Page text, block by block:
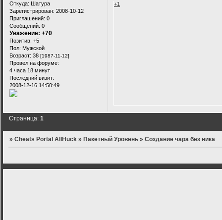
Откуда: Шатура
Зарегистрирован: 2008-10-12
Приглашений: 0
Сообщений: 0
Уважение: +70
Позитив: +5
Пол: Мужской
Возраст: 38 [1987-11-12]
Провел на форуме:
4 часа 18 минут
Последний визит:
2008-12-16 14:50:49
+1
Страница:1
»Cheats Portal AllHuck » Пакетный Уровень »Создание чара без ника